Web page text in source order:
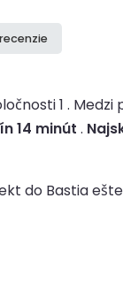
1 . Medzi
14 minút .
do Bastia